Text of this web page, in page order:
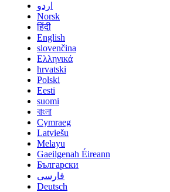
اردو
Norsk
हिंदी
English
slovenčina
Ελληνικά
hrvatski
Polski
Eesti
suomi
বাংলা
Cymraeg
Latviešu
Melayu
Gaeilgenah Éireann
Български
فارسی
Deutsch